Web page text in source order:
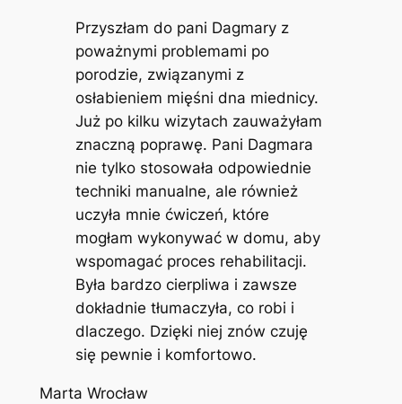
Przyszłam do pani Dagmary z
poważnymi problemami po
porodzie, związanymi z
osłabieniem mięśni dna miednicy.
Już po kilku wizytach zauważyłam
znaczną poprawę. Pani Dagmara
nie tylko stosowała odpowiednie
techniki manualne, ale również
uczyła mnie ćwiczeń, które
mogłam wykonywać w domu, aby
wspomagać proces rehabilitacji.
Była bardzo cierpliwa i zawsze
dokładnie tłumaczyła, co robi i
dlaczego. Dzięki niej znów czuję
się pewnie i komfortowo.
Marta Wrocław